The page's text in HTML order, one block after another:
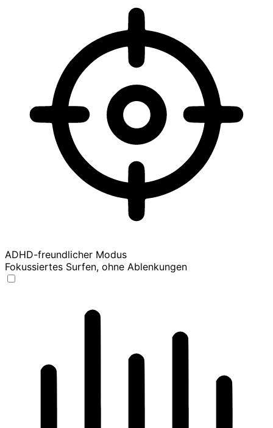
ADHD-freundlicher Modus
Fokussiertes Surfen, ohne Ablenkungen